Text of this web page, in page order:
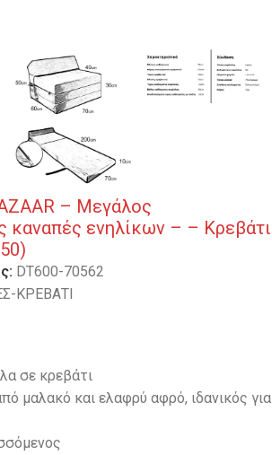
– Μεγάλος
καναπές ενηλίκων – – Κρεβάτι
DT600-70562
ΚΡΕΒΑΤΙ
σε κρεβάτι
μαλακό και ελαφρύ αφρό, ιδανικός για